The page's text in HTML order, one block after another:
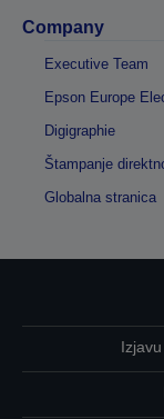
Company
Executive Team
Epson Europe
Digigraphie
Štampanje
Globalna stranica